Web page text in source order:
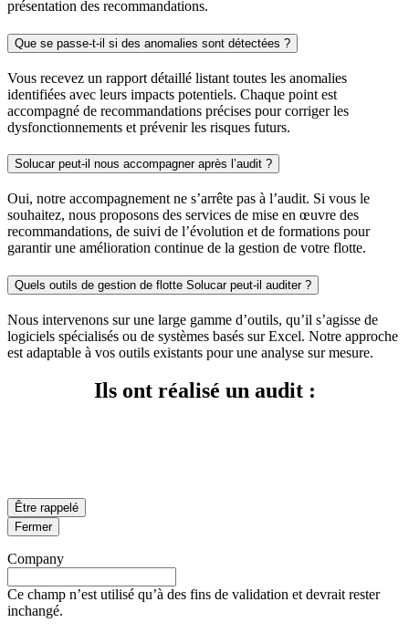
présentation des recommandations.
Que se passe-t-il si des anomalies sont détectées ?
Vous recevez un rapport détaillé listant toutes les anomalies
identifiées avec leurs impacts potentiels. Chaque point est
accompagné de recommandations précises pour corriger les
dysfonctionnements et prévenir les risques futurs.
Solucar peut-il nous accompagner après l’audit ?
Oui, notre accompagnement ne s’arrête pas à l’audit. Si vous le
souhaitez, nous proposons des services de mise en œuvre des
recommandations, de suivi de l’évolution et de formations pour
garantir une amélioration continue de la gestion de votre flotte.
Quels outils de gestion de flotte Solucar peut-il auditer ?
Nous intervenons sur une large gamme d’outils, qu’il s’agisse de
logiciels spécialisés ou de systèmes basés sur Excel. Notre approche
est adaptable à vos outils existants pour une analyse sur mesure.
Ils ont réalisé un audit :
Être rappelé
Fermer
Company
Ce champ n’est utilisé qu’à des fins de validation et devrait rester
inchangé.